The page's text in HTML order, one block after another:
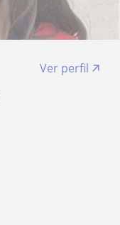
Ver perfil